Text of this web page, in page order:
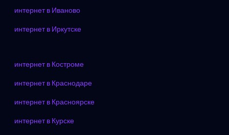
интернет в Иваново
интернет в Иркутске
интернет в Костроме
интернет в Краснодаре
интернет в Красноярске
интернет в Курске